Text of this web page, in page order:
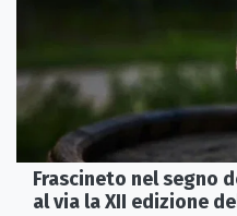
Frascineto nel segno
al via la XII edizione